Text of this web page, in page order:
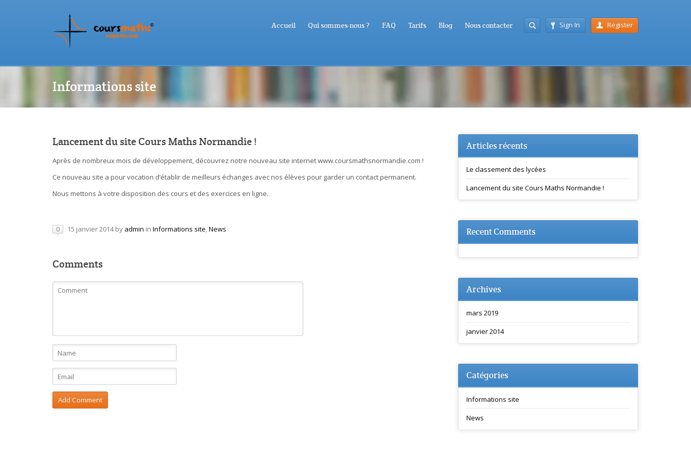
Sign In Register
Accueil Qui sommes-nous ? FAQ Tarifs Blog Nous contacter
Informations site
Lancement du site Cours Maths Normandie !
Après de nombreux mois de développement, découvrez notre nouveau site internet www.coursmathsnormandie.com !
Ce nouveau site a pour vocation d’établir de meilleurs échanges avec nos élèves pour garder un contact permanent.
Nous mettons à votre disposition des cours et des exercices en ligne.
0 15 janvier 2014by admin in Informations site,News
Comments
Articles récents
Le classement des lycées
Lancement du site Cours Maths Normandie !
Recent Comments
Archives
mars 2019
janvier 2014
Catégories
Informations site
News